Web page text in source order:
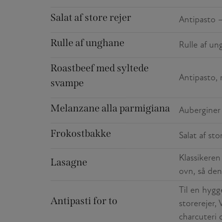
Salat af store rejer Antipasto
Rulle af unghane Rulle af
Roastbeef med syltede
svampe
Antipasto,
Melanzane alla parmigiana
Frokostbakke Salat af
Lasagne
ovn, så
Antipasti for to
Til en
storerejer,
charcuteri